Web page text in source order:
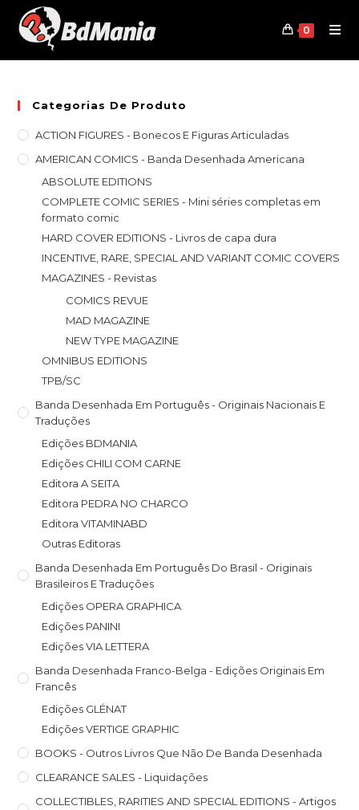
content
0
Categorias De Produto
ACTION FIGURES - Bonecos E Figuras Articuladas
AMERICAN COMICS - Banda Desenhada Americana
ABSOLUTE EDITIONS
COMPLETE COMIC SERIES - Mini séries completas em
formato comic
HARD COVER EDITIONS - Livros de capa dura
INCENTIVE, RARE, SPECIAL AND VARIANT COMIC COVERS
MAGAZINES - Revistas
COMICS REVUE
MAD MAGAZINE
NEW TYPE MAGAZINE
OMNIBUS EDITIONS
TPB/SC
Banda Desenhada Em Português - Originais Nacionais E
Traduções
Edições BDMANIA
Edições CHILI COM CARNE
Editora A SEITA
Editora PEDRA NO CHARCO
Editora VITAMINABD
Outras Editoras
Banda Desenhada Em Português Do Brasil - Originais
Brasileiros E Traduções
Edições OPERA GRAPHICA
Edições PANINI
Edições VIA LETTERA
Banda Desenhada Franco-Belga - Edições Originais Em
Francês
Edições GLÉNAT
Edições VERTIGE GRAPHIC
BOOKS - Outros Livros Que Não De Banda Desenhada
CLEARANCE SALES - Liquidações
COLLECTIBLES, RARITIES AND SPECIAL EDITIONS - Artigos